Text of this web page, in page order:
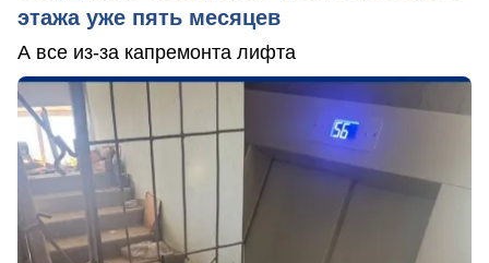
этажа уже пять месяцев
А все из-за капремонта лифта